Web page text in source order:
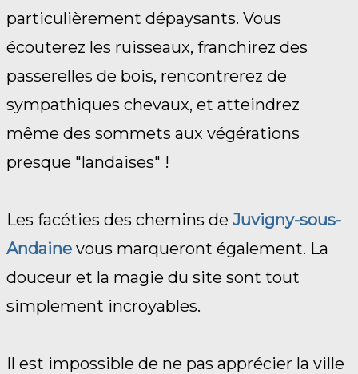
particulièrement dépaysants. Vous
écouterez les ruisseaux, franchirez des
passerelles de bois, rencontrerez de
sympathiques chevaux, et atteindrez
même des sommets aux végérations
presque "landaises" !
Les facéties des chemins de Juvigny-sous-
Andaine vous marqueront également. La
douceur et la magie du site sont tout
simplement incroyables.
Il est impossible de ne pas apprécier la ville